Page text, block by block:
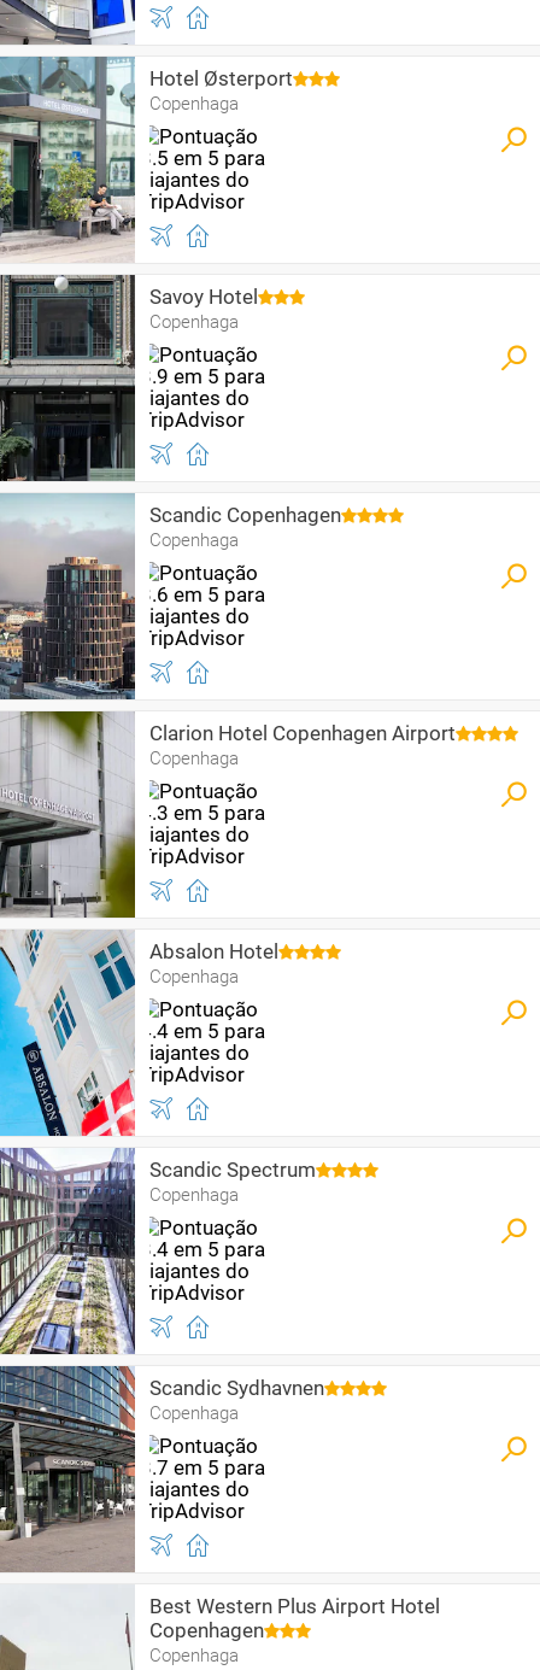
Hotel Østerport
Copenhaga
Savoy Hotel
Copenhaga
Scandic Copenhagen
Copenhaga
Clarion Hotel Copenhagen Airport
Copenhaga
Absalon Hotel
Copenhaga
Scandic Spectrum
Copenhaga
Scandic Sydhavnen
Copenhaga
Best Western Plus Airport Hotel
Copenhagen
Copenhaga